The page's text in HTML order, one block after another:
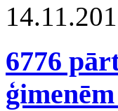
6776